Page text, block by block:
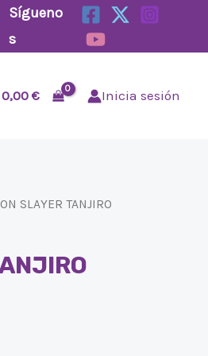
Sígueno
s
0,00 € Inicia sesión
SLAYER TANJIRO